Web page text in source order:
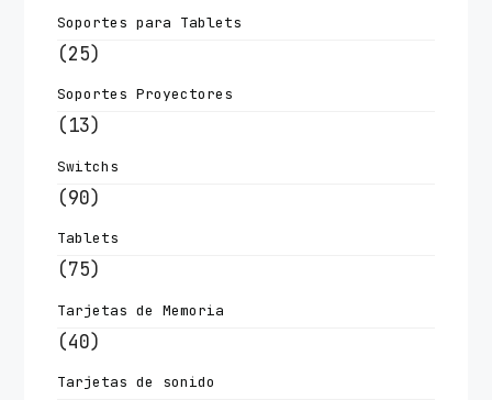
Soportes para Tablets
(25)
Soportes Proyectores
(13)
Switchs
(90)
Tablets
(75)
Tarjetas de Memoria
(40)
Tarjetas de sonido